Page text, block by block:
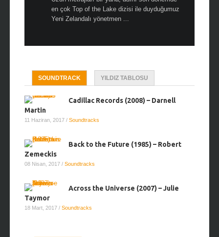
en çok Top of the Lake dizisi ile duyduğumuz
Yeni Zelandalı yönetmen ...
SOUNDTRACK YILDIZ TABLOSU
Cadillac Records (2008) – Darnell
Martin
11 Haziran, 2017 / Soundtracks
Back to the Future (1985) – Robert
Zemeckis
08 Nisan, 2017 / Soundtracks
Across the Universe (2007) – Julie
Taymor
18 Mart, 2017 / Soundtracks